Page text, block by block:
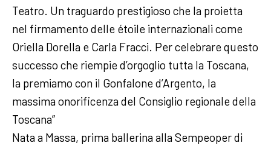
Teatro. Un traguardo prestigioso che la proietta
nel firmamento delle étoile internazionali come
Oriella Dorella e Carla Fracci. Per celebrare questo
successo che riempie d’orgoglio tutta la Toscana,
la premiamo con il Gonfalone d’Argento, la
massima onorificenza del Consiglio regionale della
Toscana”
Nata a Massa, prima ballerina alla Sempeoper di